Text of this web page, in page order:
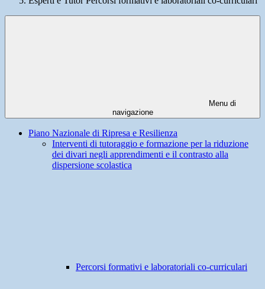
Menu di
navigazione
Piano Nazionale di Ripresa e Resilienza
Interventi di tutoraggio e formazione per la riduzione
dei divari negli apprendimenti e il contrasto alla
dispersione scolastica
Percorsi formativi e laboratoriali co-curriculari